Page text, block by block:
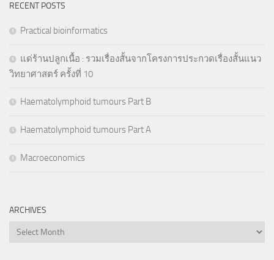
RECENT POSTS
Practical bioinformatics
แด่ร้านปลูกเนื้อ : รวมเรื่องสั้นจากโครงการประกวดเรื่องสั้นแนว
วิทยาศาสตร์ ครั้งที่ 10
Haematolymphoid tumours Part B
Haematolymphoid tumours Part A
Macroeconomics
ARCHIVES
Archives